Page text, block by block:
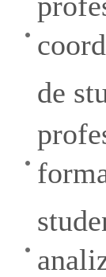
de